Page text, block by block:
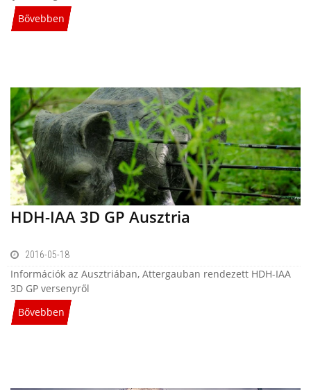
Bővebben
HDH-IAA 3D GP Ausztria
2016-05-18
Információk az Ausztriában, Attergauban rendezett HDH-IAA
3D GP versenyről
Bővebben